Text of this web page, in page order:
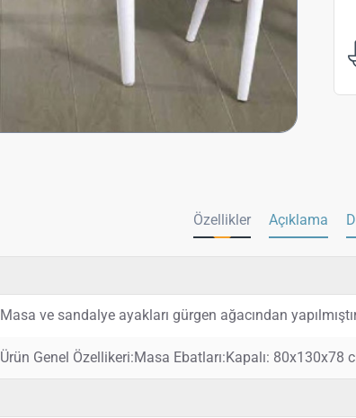
Özellikler Açıklama
Masa ve sandalye ayakları gürgen ağacından
Ürün Genel Özellikeri:Masa Ebatları:Kapalı: 80x130x78